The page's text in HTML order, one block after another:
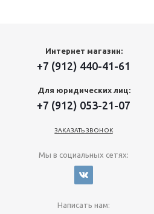
Интернет магазин:
+7 (912) 440-41-61
Для юридических лиц:
+7 (912) 053-21-07
ЗАКАЗАТЬ ЗВОНОК
Мы в социальных сетях:
Написать нам: